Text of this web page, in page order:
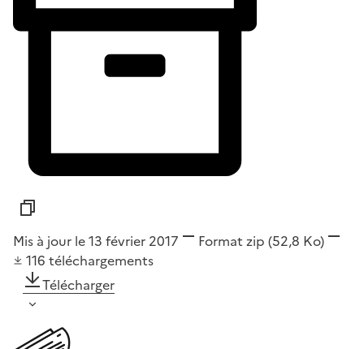
Mis à jour le 13 février 2017 Format zip (52,8 Ko)
116 téléchargements
Télécharger